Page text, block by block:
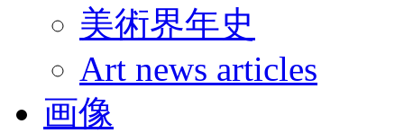
美術界年史
Art news articles
画像